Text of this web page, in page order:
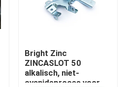
Bright Zinc
ZINCASLOT 50
alkalisch, niet-
cyanideproces voor